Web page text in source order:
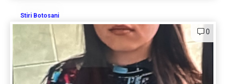
Stiri Botosani
0